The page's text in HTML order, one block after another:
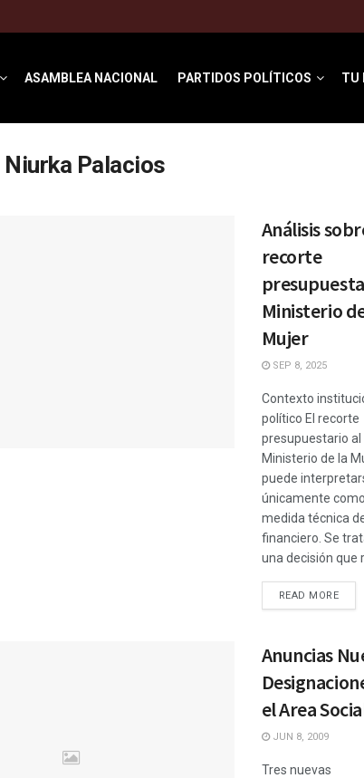
ASAMBLEA NACIONAL PARTIDOS POLÍTICOS TU
Niurka Palacios
Análisis
recorte
Ministerio
Mujer
SEP 8, 2025
Contexto
político El recorte
presupuestario al
Ministerio de la
puede
únicamente
medida técnica
financiero. Se
una decisión que
READ MORE
Anuncias
el Area
JUN 8, 2009
Tres nuevas